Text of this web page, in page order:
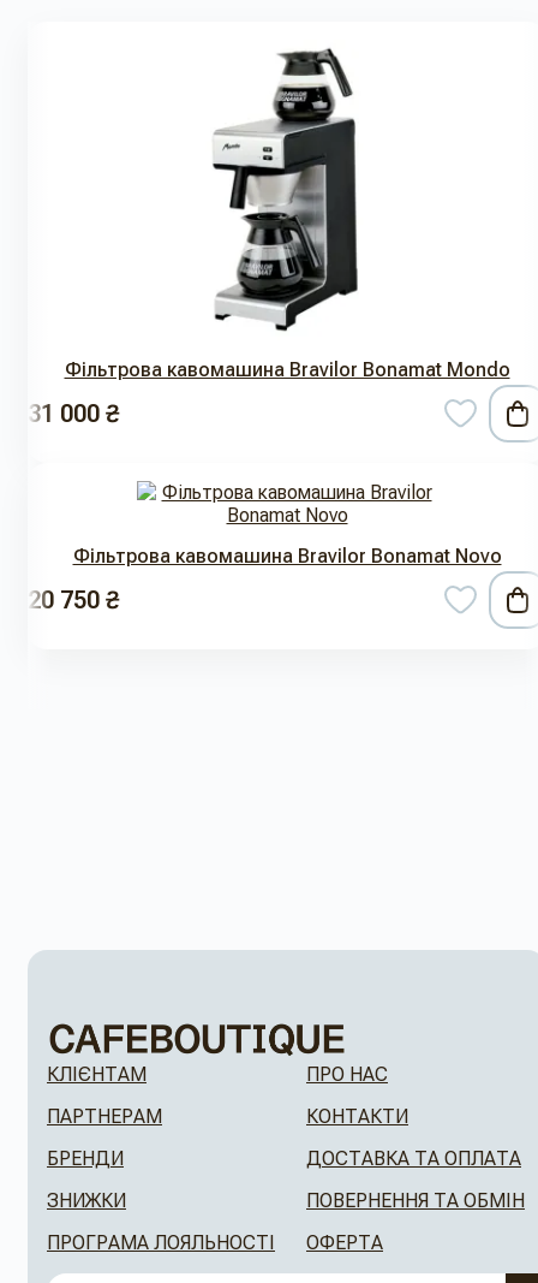
Фільтрова кавомашина Bravilor Bonamat Mondo
31 000 ₴
Фільтрова кавомашина Bravilor Bonamat Novo
20 750 ₴
КЛІЄНТАМ
ПАРТНЕРАМ
БРЕНДИ
ЗНИЖКИ
ПРОГРАМА ЛОЯЛЬНОСТІ
ПРО НАС
КОНТАКТИ
ДОСТАВКА ТА ОПЛАТА
ПОВЕРНЕННЯ ТА ОБМІН
ОФЕРТА